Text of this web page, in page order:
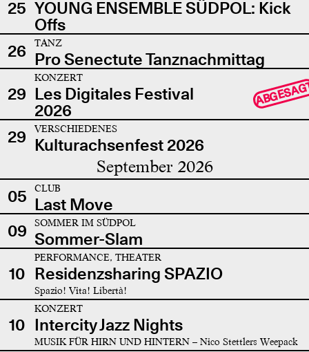
25 YOUNG ENSEMBLE SÜDPOL: Kick
Offs
26
TANZ
Pro Senectute Tanznachmittag
29
KONZERT
Les Digitales Festival
2026
29 VERSCHIEDENES
Kulturachsenfest 2026
September 2026
05 CLUB
Last Move
09
SOMMER IM SÜDPOL
Sommer-Slam
10
PERFORMANCE, THEATER
Residenzsharing SPAZIO
Spazio! Vita! Libertà!
10
KONZERT
Intercity Jazz Nights
MUSIK FÜR HIRN UND HINTERN – Nico Stettlers Weepack